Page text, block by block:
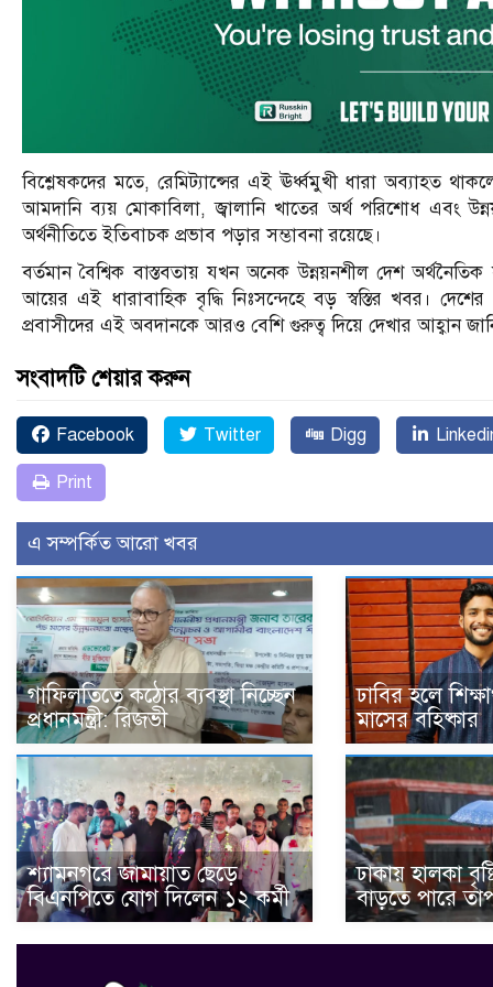
বিশ্লেষকদের মতে, রেমিট্যান্সের এই ঊর্ধ্বমুখী ধারা অব্যাহত
আমদানি ব্যয় মোকাবিলা, জ্বালানি খাতের অর্থ পরিশোধ এবং
অর্থনীতিতে ইতিবাচক প্রভাব পড়ার সম্ভাবনা রয়েছে।
বর্তমান বৈশ্বিক বাস্তবতায় যখন অনেক উন্নয়নশীল দেশ
আয়ের এই ধারাবাহিক বৃদ্ধি নিঃসন্দেহে বড় স্বস্তির খবর।
প্রবাসীদের এই অবদানকে আরও বেশি গুরুত্ব দিয়ে দেখার আহ্বান
সংবাদটি শেয়ার করুন
Facebook Twitter Digg
Print
এ সম্পর্কিত আরো খবর
গাফিলতিতে কঠোর ব্যবস্থা নিচ্ছেন
প্রধানমন্ত্রী: রিজভী
ঢাবির হলে
মাসের বহিষ্কার
শ্যামনগরে জামায়াত ছেড়ে
বিএনপিতে যোগ দিলেন ১২ কর্মী
ঢাকায় হালকা
বাড়তে পারে